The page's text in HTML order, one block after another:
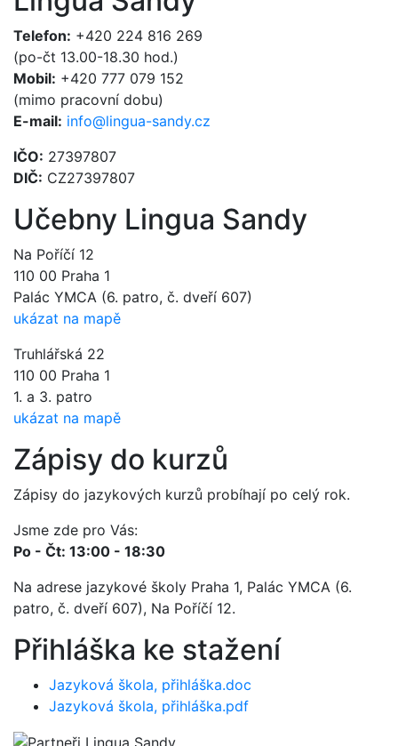
Telefon: +420 224 816 269
(po-čt 13.00-18.30 hod.)
Mobil: +420 777 079 152
(mimo pracovní dobu)
E-mail: info@lingua-sandy.cz
IČO: 27397807
DIČ: CZ27397807
Učebny Lingua Sandy
Na Poříčí 12
110 00 Praha 1
Palác YMCA (6. patro, č. dveří 607)
ukázat na mapě
Truhlářská 22
110 00 Praha 1
1. a 3. patro
ukázat na mapě
Zápisy do kurzů
Zápisy do jazykových kurzů probíhají po celý rok.
Jsme zde pro Vás:
Po - Čt: 13:00 - 18:30
Na adrese jazykové školy Praha 1, Palác YMCA (6.
patro, č. dveří 607), Na Poříčí 12.
Přihláška ke stažení
Jazyková škola, přihláška.doc
Jazyková škola, přihláška.pdf